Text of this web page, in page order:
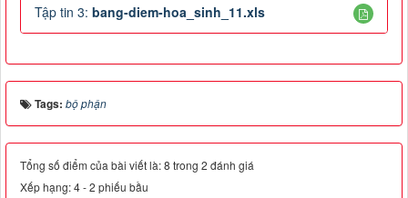
Tập tin 3: bang-diem-hoa_sinh_11.xls
Tags: bộ phận
Tổng số điểm của bài viết là: 8 trong 2 đánh giá
Xếp hạng:4-2 phiếu bầu